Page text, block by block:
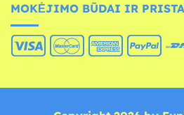
MOKĖJIMO BŪDAI IR